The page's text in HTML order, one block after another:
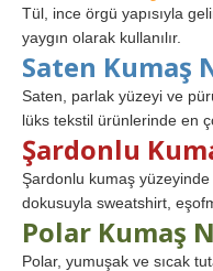
Tül, ince örgü yapısıyla
yaygın olarak kullanılır.
Saten Kumaş
Saten, parlak yüzeyi ve
lüks tekstil ürünlerinde en
Şardonlu
Şardonlu kumaş yüzeyinde
dokusuyla sweatshirt,
Polar Kumaş
Polar, yumuşak ve sıcak